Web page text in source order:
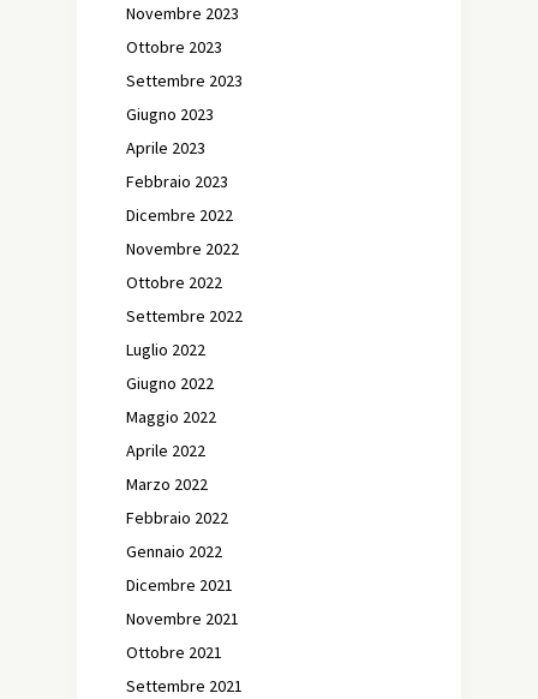
Novembre 2023
Ottobre 2023
Settembre 2023
Giugno 2023
Aprile 2023
Febbraio 2023
Dicembre 2022
Novembre 2022
Ottobre 2022
Settembre 2022
Luglio 2022
Giugno 2022
Maggio 2022
Aprile 2022
Marzo 2022
Febbraio 2022
Gennaio 2022
Dicembre 2021
Novembre 2021
Ottobre 2021
Settembre 2021